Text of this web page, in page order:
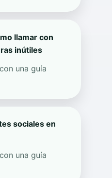
llamar con
inútiles
una guía
sociales en
una guía